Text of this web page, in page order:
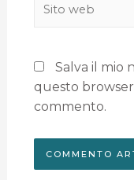
Salva il mio
questo
commento.